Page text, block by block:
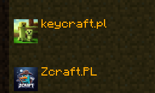
keycraft.pl
Zcraft.PL